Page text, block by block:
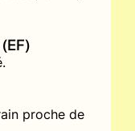
proche de